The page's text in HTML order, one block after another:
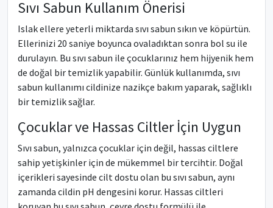
Sıvı Sabun Kullanım Önerisi
Islak ellere yeterli miktarda sıvı sabun sıkın ve köpürtün.
Ellerinizi 20 saniye boyunca ovaladıktan sonra bol su ile
durulayın. Bu sıvı sabun ile çocuklarınız hem hijyenik hem
de doğal bir temizlik yapabilir. Günlük kullanımda, sıvı
sabun kullanımı cildinize nazikçe bakım yaparak, sağlıklı
bir temizlik sağlar.
Çocuklar ve Hassas Ciltler İçin Uygun
Sıvı sabun, yalnızca çocuklar için değil, hassas ciltlere
sahip yetişkinler için de mükemmel bir tercihtir. Doğal
içerikleri sayesinde cilt dostu olan bu sıvı sabun, aynı
zamanda cildin pH dengesini korur. Hassas ciltleri